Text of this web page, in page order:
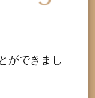
ができまし